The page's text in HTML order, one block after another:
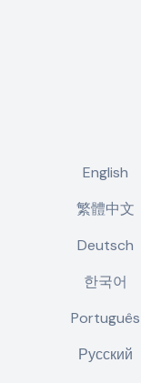
English
繁體中文
Deutsch
한국어
Português
Русский